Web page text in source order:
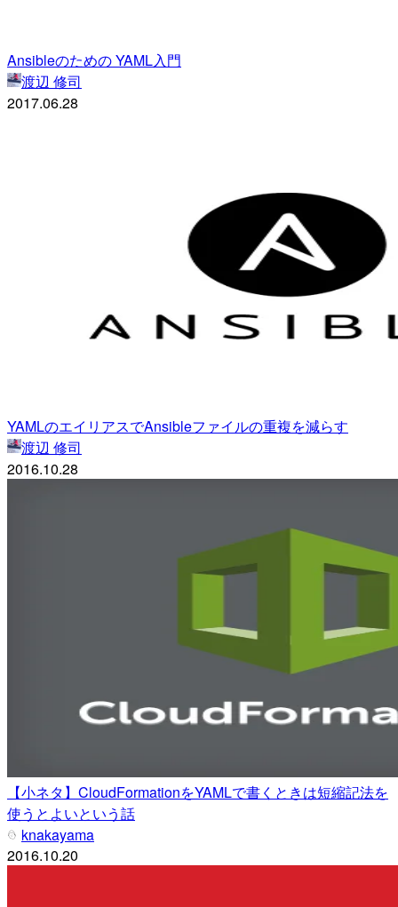
Ansibleのための YAML入門
渡辺 修司
2017.06.28
YAMLのエイリアスでAnsibleファイルの重複を減らす
渡辺 修司
2016.10.28
【小ネタ】CloudFormationをYAMLで書くときは短縮記法を
使うとよいという話
knakayama
2016.10.20